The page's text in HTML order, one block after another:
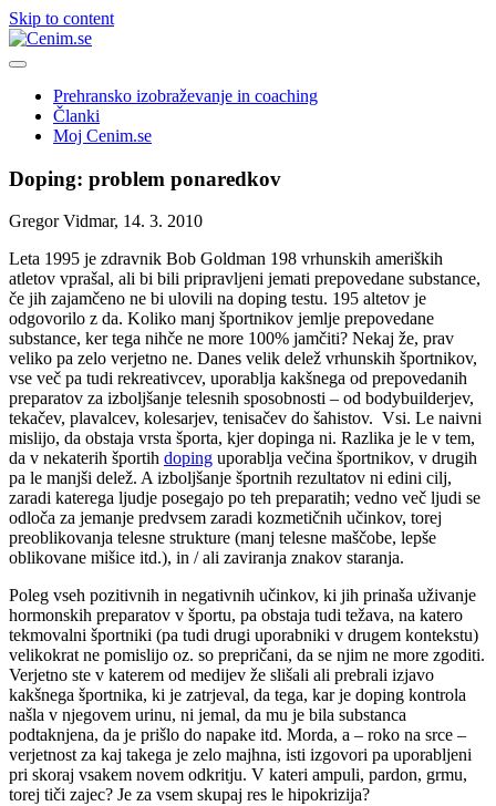
Skip to content
Prehransko izobraževanje in coaching
Članki
Moj Cenim.se
Doping: problem ponaredkov
Gregor Vidmar, 14. 3. 2010
Leta 1995 je zdravnik Bob Goldman 198 vrhunskih ameriških
atletov vprašal, ali bi bili pripravljeni jemati prepovedane substance,
če jih zajamčeno ne bi ulovili na doping testu. 195 altetov je
odgovorilo z da. Koliko manj športnikov jemlje prepovedane
substance, ker tega nihče ne more 100% jamčiti? Nekaj že, prav
veliko pa zelo verjetno ne. Danes velik delež vrhunskih športnikov,
vse več pa tudi rekreativcev, uporablja kakšnega od prepovedanih
preparatov za izboljšanje telesnih sposobnosti – od bodybuilderjev,
tekačev, plavalcev, kolesarjev, tenisačev do šahistov. Vsi. Le naivni
mislijo, da obstaja vrsta športa, kjer dopinga ni. Razlika je le v tem,
da v nekaterih športih doping uporablja večina športnikov, v drugih
pa le manjši delež. A izboljšanje športnih rezultatov ni edini cilj,
zaradi katerega ljudje posegajo po teh preparatih; vedno več ljudi se
odloča za jemanje predvsem zaradi kozmetičnih učinkov, torej
preoblikovanja telesne strukture (manj telesne maščobe, lepše
oblikovane mišice itd.), in / ali zaviranja znakov staranja.
Poleg vseh pozitivnih in negativnih učinkov, ki jih prinaša uživanje
hormonskih preparatov v športu, pa obstaja tudi težava, na katero
tekmovalni športniki (pa tudi drugi uporabniki v drugem kontekstu)
velikokrat ne pomislijo oz. so prepričani, da se njim ne more zgoditi.
Verjetno ste v katerem od medijev že slišali ali prebrali izjavo
kakšnega športnika, ki je zatrjeval, da tega, kar je doping kontrola
našla v njegovem urinu, ni jemal, da mu je bila substanca
podtaknjena, da je prišlo do napake itd. Morda, a – roko na srce –
verjetnost za kaj takega je zelo majhna, isti izgovori pa uporabljeni
pri skoraj vsakem novem odkritju. V kateri ampuli, pardon, grmu,
torej tiči zajec? Je za vsem skupaj res le hipokrizija?